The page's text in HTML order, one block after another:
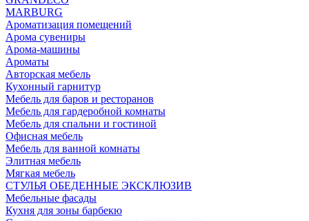
MARBURG
Ароматизация помещений
Арома сувениры
Арома-машины
Ароматы
Авторская мебель
Кухонный гарнитур
Мебель для баров и ресторанов
Мебель для гардеробной комнаты
Мебель для спальни и гостиной
Офисная мебель
Мебель для ванной комнаты
Элитная мебель
Мягкая мебель
СТУЛЬЯ ОБЕДЕННЫЕ ЭКСКЛЮЗИВ
Мебельные фасады
Кухня для зоны барбекю